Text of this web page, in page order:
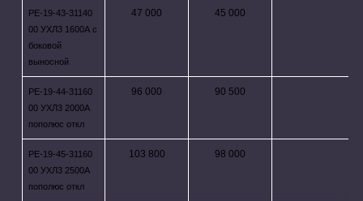
РЕ-19-43-31140
00 УХЛ3 1600А с
боковой
выносной
47 000 45 000
РЕ-19-44-31160
00 УХЛ3 2000А
пополюс откл
96 000 90 500
РЕ-19-45-31160
00 УХЛ3 2500А
пополюс откл
103 800 98 000